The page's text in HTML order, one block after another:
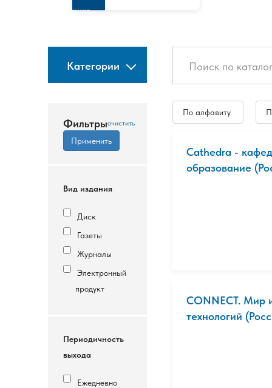
изданию
Категории
Фильтры
Вид издания
Диск
Газеты
Журналы
Электронный
продукт
Периодичность
выхода
Ежедневно
По алфавиту
Cathedra -
образование
CONNECT. Мир
технологий